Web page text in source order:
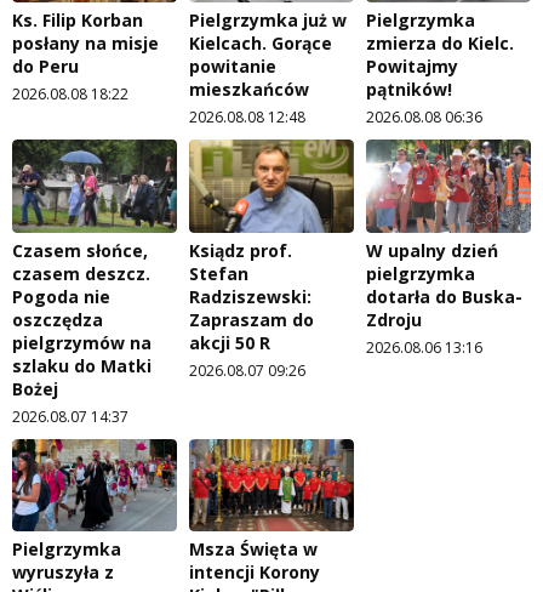
Ks. Filip Korban
posłany na misje
do Peru
2026.08.08 18:22
Pielgrzymka już w
Kielcach. Gorące
powitanie
mieszkańców
2026.08.08 12:48
Pielgrzymka
zmierza do Kielc.
Powitajmy
pątników!
2026.08.08 06:36
Czasem słońce,
czasem deszcz.
Pogoda nie
oszczędza
pielgrzymów na
szlaku do Matki
Bożej
2026.08.07 14:37
Ksiądz prof.
Stefan
Radziszewski:
Zapraszam do
akcji 50 R
2026.08.07 09:26
W upalny dzień
pielgrzymka
dotarła do Buska-
Zdroju
2026.08.06 13:16
Pielgrzymka
wyruszyła z
Msza Święta w
intencji Korony